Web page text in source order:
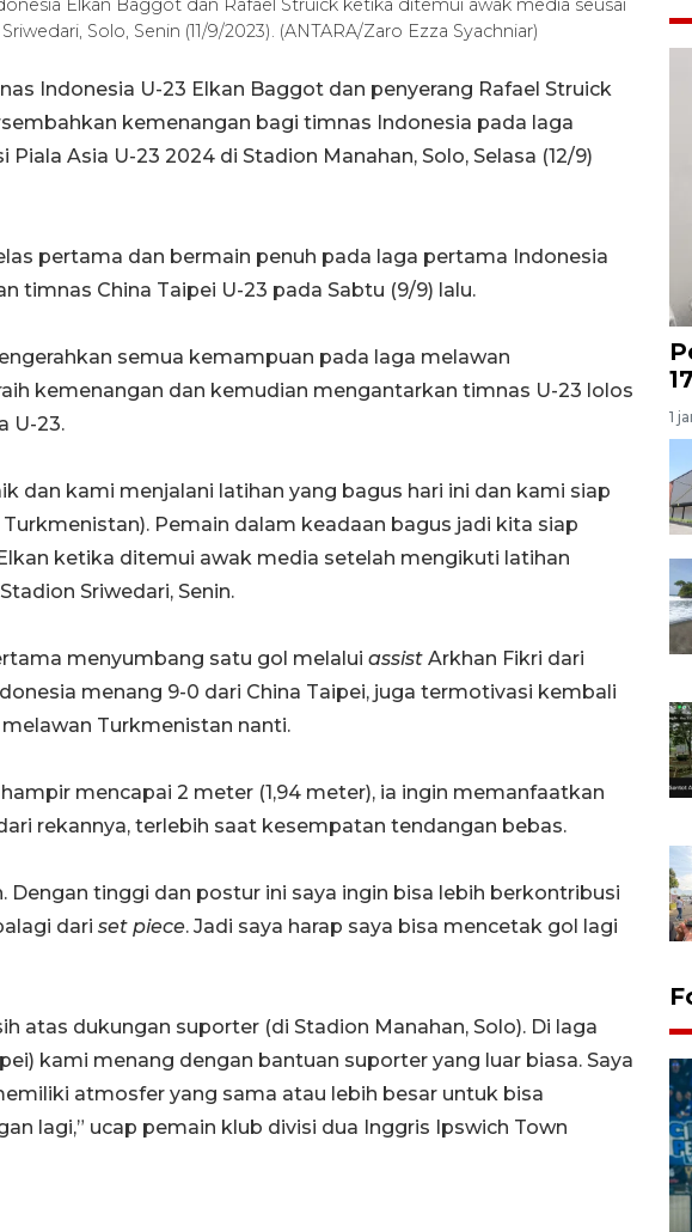
Elkan Baggot dan Rafael Struick ketika ditemui awak media seusai
Solo, Senin (11/9/2023). (ANTARA/Zaro Ezza Syachniar)
Indonesia U-23 Elkan Baggot dan penyerang Rafael Struick
kemenangan bagi timnas Indonesia pada laga
Piala Asia U-23 2024 di Stadion Manahan, Solo, Selasa (12/9)
pertama dan bermain penuh pada laga pertama Indonesia
timnas China Taipei U-23 pada Sabtu (9/9) lalu.
semua kemampuan pada laga melawan
kemenangan dan kemudian mengantarkan timnas U-23 lolos
U-23.
dan kami menjalani latihan yang bagus hari ini dan kami siap
Pemain dalam keadaan bagus jadi kita siap
ketika ditemui awak media setelah mengikuti latihan
Sriwedari, Senin.
menyumbang satu gol melalui assist Arkhan Fikri dari
menang 9-0 dari China Taipei, juga termotivasi kembali
Turkmenistan nanti.
mencapai 2 meter (1,94 meter), ia ingin memanfaatkan
rekannya, terlebih saat kesempatan tendangan bebas.
Dengan tinggi dan postur ini saya ingin bisa lebih berkontribusi
dari set piece. Jadi saya harap saya bisa mencetak gol lagi
atas dukungan suporter (di Stadion Manahan, Solo). Di laga
kami menang dengan bantuan suporter yang luar biasa. Saya
atmosfer yang sama atau lebih besar untuk bisa
lagi,” ucap pemain klub divisi dua Inggris Ipswich Town
1